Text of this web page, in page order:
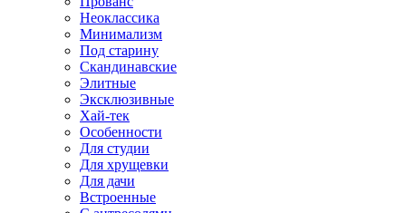
Неоклассика
Минимализм
Под старину
Скандинавские
Элитные
Эксклюзивные
Хай-тек
Особенности
Для студии
Для хрущевки
Для дачи
Встроенные